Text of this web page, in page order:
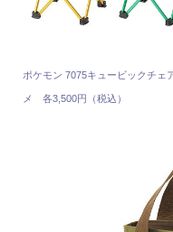
ポケモン 7075キュービックチェ
メ 各3,500円（税込）